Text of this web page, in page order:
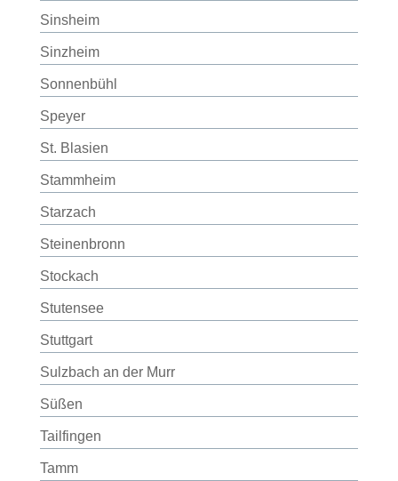
Sinsheim
Sinzheim
Sonnenbühl
Speyer
St. Blasien
Stammheim
Starzach
Steinenbronn
Stockach
Stutensee
Stuttgart
Sulzbach an der Murr
Süßen
Tailfingen
Tamm